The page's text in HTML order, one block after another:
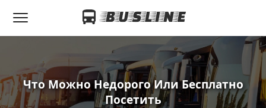
Что Можно Недорого Или Бесплатно
Посетить